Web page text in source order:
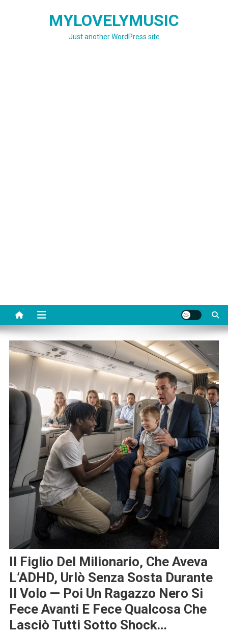
MYLOVELYMUSIC
Just another WordPress site
Il Figlio Del Milionario, Che Aveva
L’ADHD, Urlò Senza Sosta Durante
Il Volo — Poi Un Ragazzo Nero Si
Fece Avanti E Fece Qualcosa Che
Lasciò Tutti Sotto Shock…